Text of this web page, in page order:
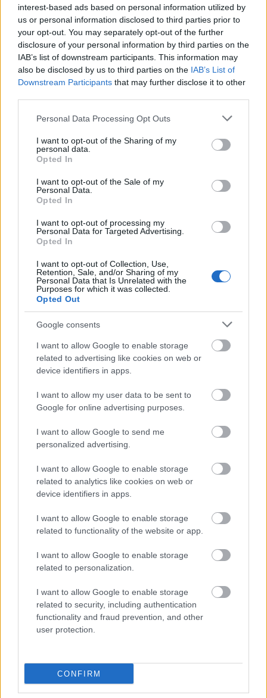
interest-based ads based on personal information utilized by
us or personal information disclosed to third parties prior to
your opt-out. You may separately opt-out of the further
disclosure of your personal information by third parties on the
IAB’s list of downstream participants. This information may
also be disclosed by us to third parties on the IAB’s List of
Downstream Participants that may further disclose it to other
Please note that this website/app uses one or more Google
not limited to your visit or usage behaviour. You may click to
grant or deny consent to Google and its third-party tags to
use your data for below specified purposes in below Google
consent section.
Personal Data Processing Opt Outs
I want to opt-out of the Sharing of my
personal data.
Opted In
I want to opt-out of the Sale of my
Personal Data.
Opted In
I want to opt-out of processing my
Personal Data for Targeted Advertising.
Opted In
I want to opt-out of Collection, Use,
Retention, Sale, and/or Sharing of my
Personal Data that Is Unrelated with the
Purposes for which it was collected.
Opted Out
Google consents
I want to allow Google to enable storage
related to advertising like cookies on web or
device identifiers in apps.
I want to allow my user data to be sent to
Google for online advertising purposes.
I want to allow Google to send me
personalized advertising.
I want to allow Google to enable storage
related to analytics like cookies on web or
device identifiers in apps.
I want to allow Google to enable storage
related to functionality of the website or app.
I want to allow Google to enable storage
related to personalization.
I want to allow Google to enable storage
related to security, including authentication
functionality and fraud prevention, and other
user protection.
CONFIRM
11 Φεβρουαρίου 2020, 13:06
Ο Μπιλ Γκέιτς, ιδρυτής της Microsoft, περίμενε 64 χρόνια για να αγοράσει
το πρώτο...
Travel News
Δείτε το σούπερ-γιοτ 112 μέτρων που θα κινείται με υδρογόνο!
17 Οκτωβρίου 2019, 14:13
Ένα από τα πρώτα σούπερ-γιοτ που θα είναι οικολογικό και θα κινείται με
υδρογόνο,...
Travel News
H 5η μεγαλύτερη θαλαμηγός του κόσμου στη Σκιάθο! Δείτε
28 Αυγούστου 2019, 14:37
Στη Σκιάθο βρέθηκε η θαλαμηγός του σεΐχη του Κατάρ, Χαμάντ μπιν
Δείτε το υπερπολυτελές γιοτ του εμίρη του Κατάρ που
10 Ιουλίου 2019, 16:18
Εντυπωσιασμένοι έμειναν στην Κρήτη νωρίς το απόγευμα της Τρίτης μόλις
αντίκρισαν το υπερπολυτελές γιοτ,...